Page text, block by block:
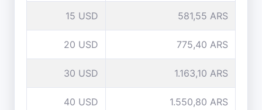
15 USD 581,55 ARS
20 USD 775,40 ARS
30 USD 1.163,10 ARS
40 USD 1.550,80 ARS